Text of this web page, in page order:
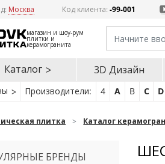
Москва Код клиента:-99-001
магазин и шоу-рум
плитки и
керамогранита
Каталог 3D Дизайн
Производители: 4 A B C D
плитка Каталог
БРЕНДЫ